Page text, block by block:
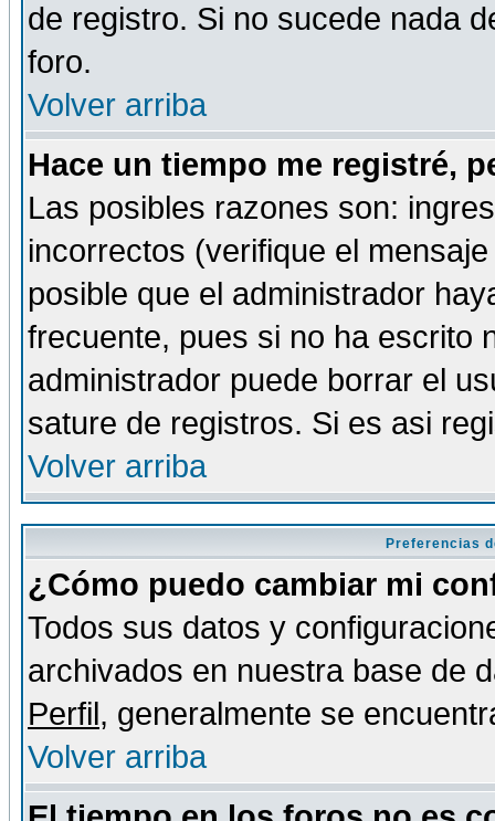
de registro. Si no sucede nada
foro.
Volver arriba
Hace un tiempo me registré,
Las posibles razones son:
incorrectos (verifique el
posible que el administrador
frecuente, pues si no ha escrito
administrador puede borrar el
sature de registros. Si es asi
Volver arriba
Preferencias
¿Cómo puedo cambiar mi
Todos sus datos y
archivados en nuestra base de
Perfil, generalmente se
Volver arriba